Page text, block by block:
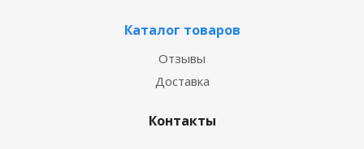
Каталог товаров
Отзывы
Доставка
Контакты